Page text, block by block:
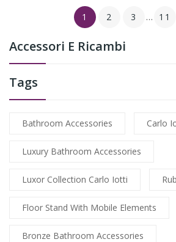
Accessori E Ricambi
Tags
Bathroom Accessories Carlo
Luxury Bathroom Accessories
Luxor Collection Carlo Iotti
Floor Stand With Mobile Elements
Bronze Bathroom Accessories
1 2 3 … 11